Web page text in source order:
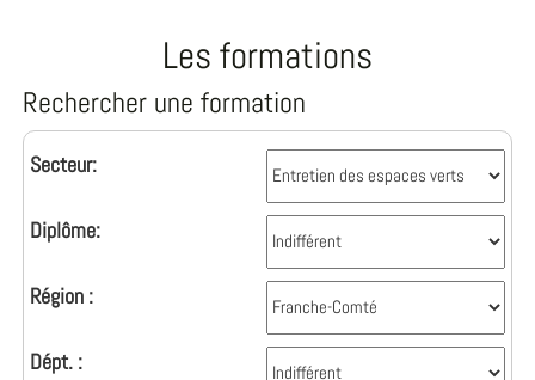
Les formations
Rechercher une formation
Secteur:
Diplôme:
Région :
Dépt. :